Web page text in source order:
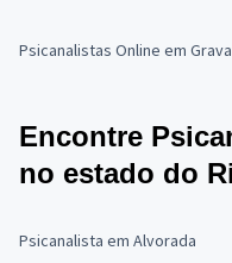
Psicanalistas Online em
Encontre
no estado do
Psicanalista em Alvorada